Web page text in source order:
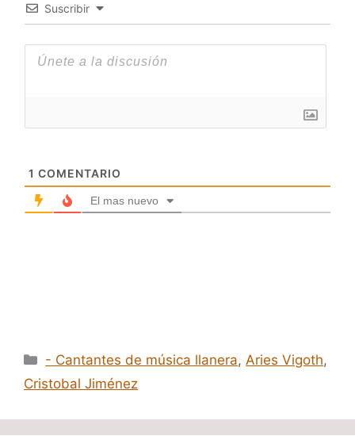
Suscribir
1 COMENTARIO
El mas nuevo
Categorías
- Cantantes de música llanera, Aries Vigoth,
Cristobal Jiménez